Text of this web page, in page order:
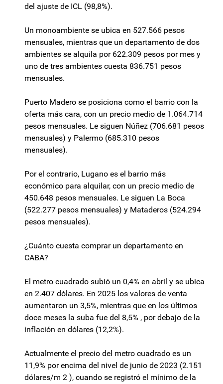
del ajuste de ICL (98,8%).
Un monoambiente se ubica en 527.566 pesos
mensuales, mientras que un departamento de dos
ambientes se alquila por 622.309 pesos por mes y
uno de tres ambientes cuesta 836.751 pesos
mensuales.
Puerto Madero se posiciona como el barrio con la
oferta más cara, con un precio medio de 1.064.714
pesos mensuales. Le siguen Núñez (706.681 pesos
mensuales) y Palermo (685.310 pesos
mensuales).
Por el contrario, Lugano es el barrio más
económico para alquilar, con un precio medio de
450.648 pesos mensuales. Le siguen La Boca
(522.277 pesos mensuales) y Mataderos (524.294
pesos mensuales).
¿Cuánto cuesta comprar un departamento en
CABA?
El metro cuadrado subió un 0,4% en abril y se ubica
en 2.407 dólares. En 2025 los valores de venta
aumentaron un 3,5%, mientras que en los últimos
doce meses la suba fue del 8,5% , por debajo de la
inflación en dólares (12,2%).
Actualmente el precio del metro cuadrado es un
11,9% por encima del nivel de junio de 2023 (2.151
dólares/m 2 ), cuando se registró el mínimo de la